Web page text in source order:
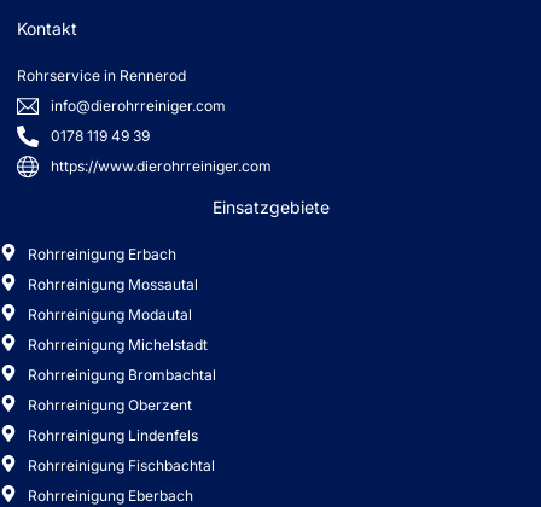
Rohrreinigung Erbach
Rohrreinigung Mossautal
Rohrreinigung Modautal
Rohrreinigung Oberzent
Rohrreinigung Lindenfels
Rohrreinigung Fischbachtal
Rohrreinigung Eberbach
Rohrreinigung Lützelbach
Rohrreinigung Mühltal